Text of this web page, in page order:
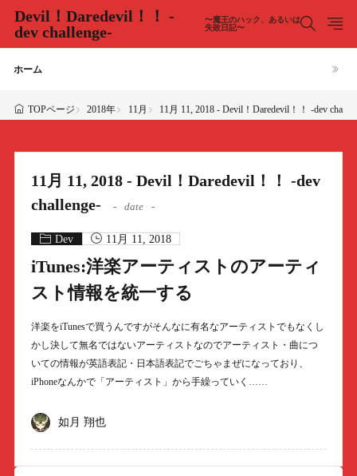
Devil！Daredevil！！ -
dev challenge-
〜魔王のハック、あるいは
失敗日記〜
ホーム
TOPページ 2018年 11月 11月 11, 2018 - Devil！Daredevil！！ -dev
11月 11, 2018 - Devil！Daredevil！！ -dev
challenge-
date
Dev 11月 11, 2018
iTunes:洋楽アーティストのアーティ
スト情報を統一する
洋楽をiTunesで買うんですがそんなに有名なアーティストでもなくし
かし決して無名ではないアーティストなのでアーティスト・曲につ
いての情報が英語表記・日本語表記でごちゃまぜになっており、
iPhoneなんかで「アーティスト」から手繰っていく……
如月 翔也